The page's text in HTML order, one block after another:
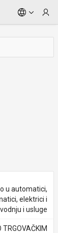
u automatici,
elektrici i
i usluge
TRGOVAČKIM